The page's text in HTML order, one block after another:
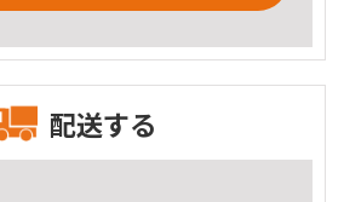
配送する